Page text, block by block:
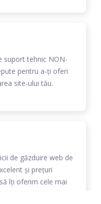
suport tehnic NON-
pentru a-ți oferi
site-ului tău.
de găzduire web de
și prețuri
îți oferim cele mai